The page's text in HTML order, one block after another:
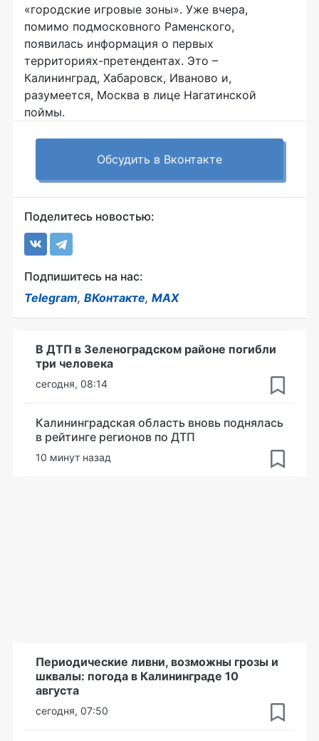
«городские игровые зоны». Уже вчера,
помимо подмосковного Раменского,
появилась информация о первых
территориях-претендентах. Это –
Калининград, Хабаровск, Иваново и,
разумеется, Москва в лице Нагатинской
поймы.
Обсудить в Вконтакте
Поделитесь новостью:
Подпишитесь на нас:
Telegram, ВКонтакте, MAX
В ДТП в Зеленоградском районе погибли
три человека
сегодня, 08:14
Калининградская область вновь поднялась
в рейтинге регионов по ДТП
10 минут назад
Периодические ливни, возможны грозы и
шквалы: погода в Калининграде 10
августа
сегодня, 07:50